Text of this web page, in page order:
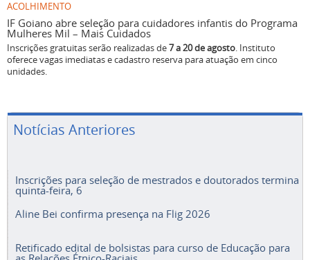
ACOLHIMENTO
IF Goiano abre seleção para cuidadores infantis do Programa
Mulheres Mil – Mais Cuidados
Inscrições gratuitas serão realizadas de7 a 20 de agosto. Instituto
oferece vagas imediatas e cadastro reserva para atuação em cinco
unidades.
Notícias Anteriores
Inscrições para seleção de mestrados e doutorados termina
quinta-feira, 6
Aline Bei confirma presença na Flig 2026
Retificado edital de bolsistas para curso de Educação para